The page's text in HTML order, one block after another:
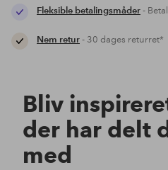
Fleksible betalingsmåder-
Nem retur- 30 dages returret*
Bliv
der har delt
med